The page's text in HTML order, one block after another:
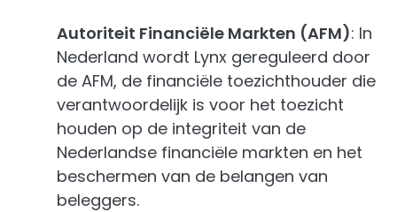
Autoriteit Financiële Markten (AFM): In
Nederland wordt Lynx gereguleerd door
de AFM, de financiële toezichthouder die
verantwoordelijk is voor het toezicht
houden op de integriteit van de
Nederlandse financiële markten en het
beschermen van de belangen van
beleggers.